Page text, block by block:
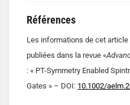
Références
Les informations de cet
publiées dans la revue «
: « PT-Symmetry Enabled
Gates » – DOI: 10.1002/